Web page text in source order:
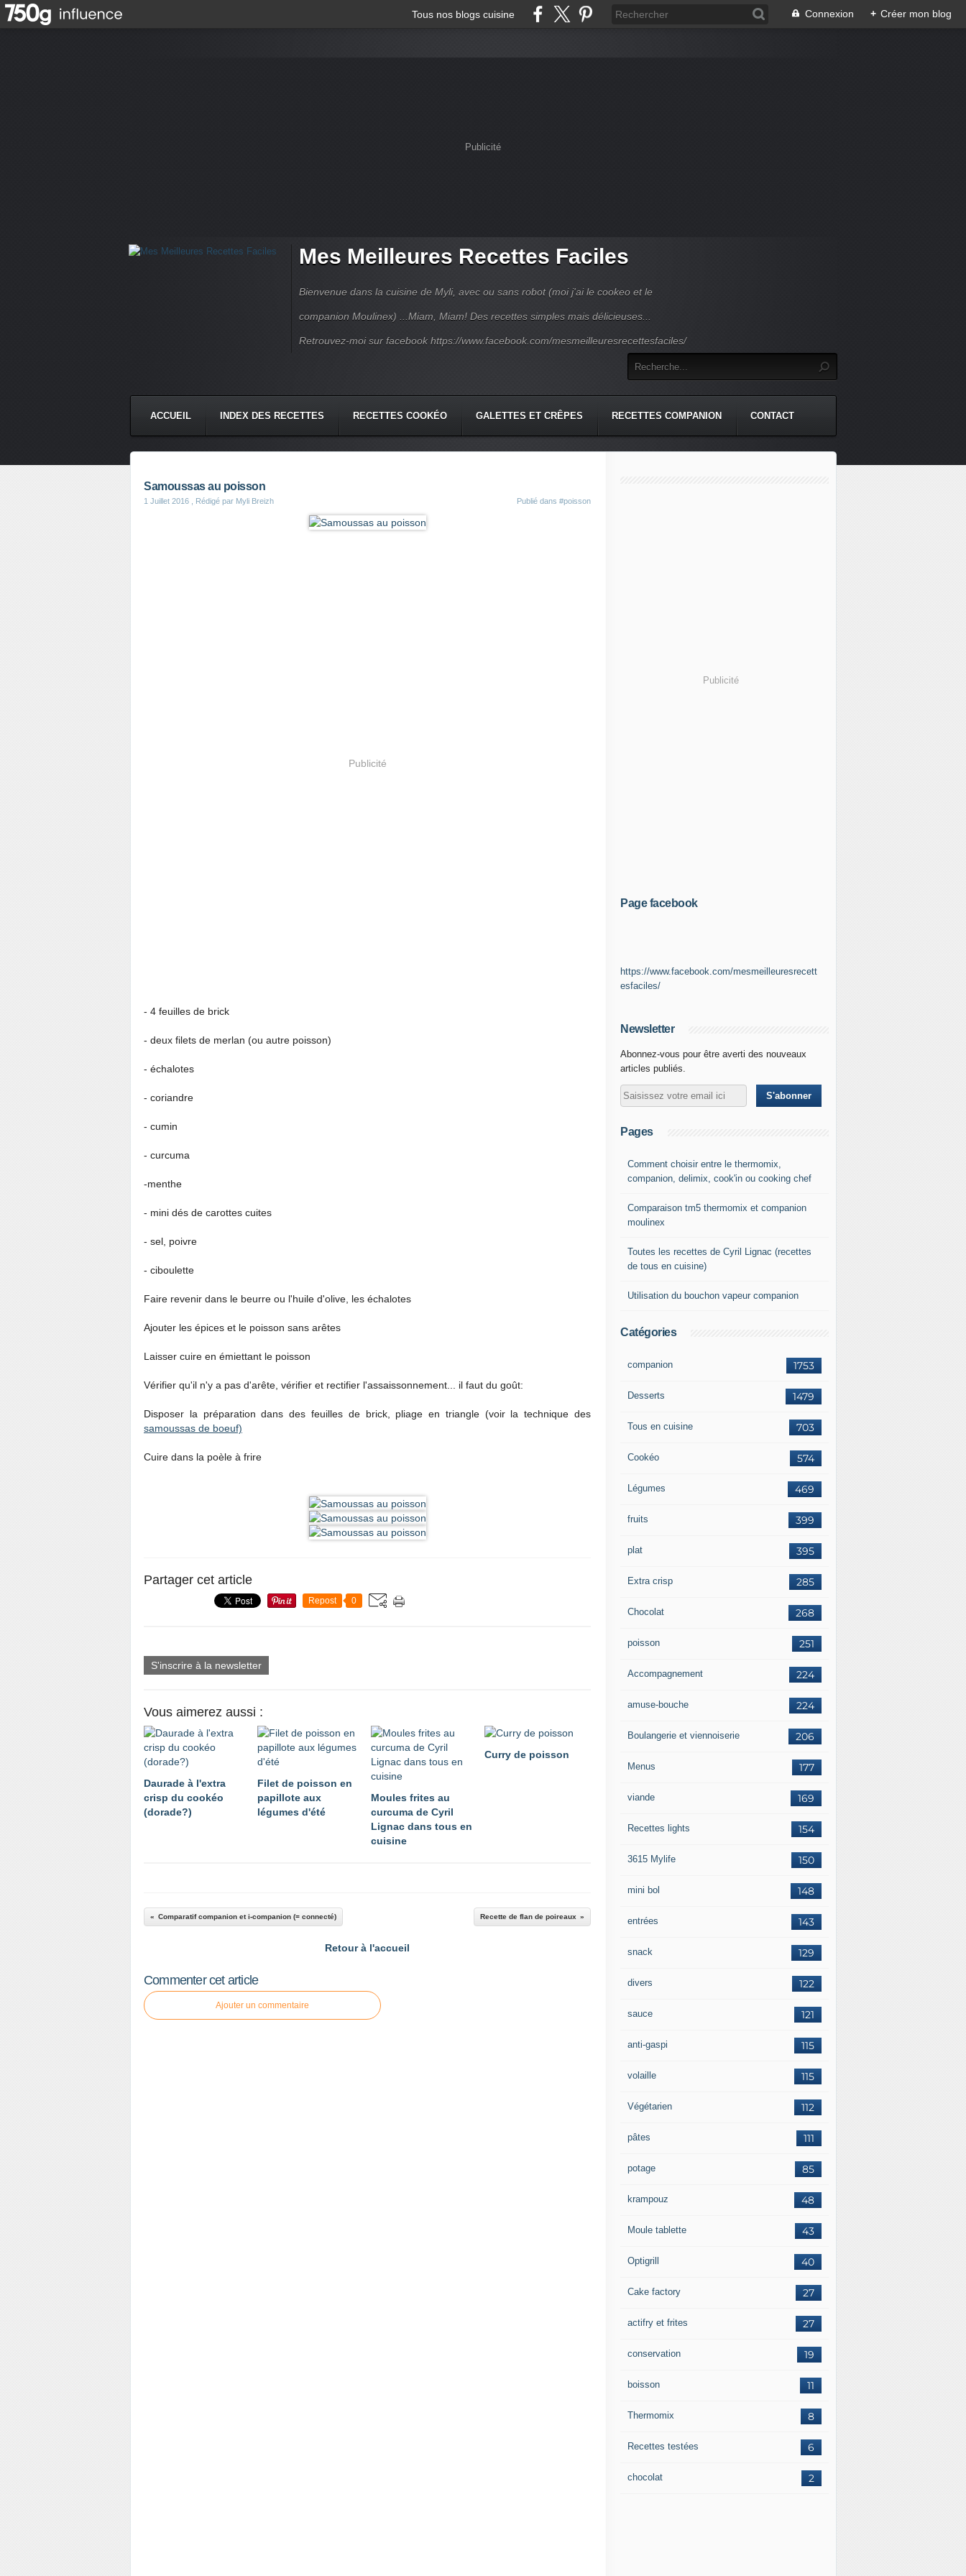
Tous nos blogs cuisine Connexion + Créer mon blog
Publicité
Mes Meilleures Recettes Faciles
Bienvenue dans la cuisine de Myli, avec ou sans robot (moi j'ai le cookeo et le
companion Moulinex) ...Miam, Miam! Des recettes simples mais délicieuses...
Retrouvez-moi sur facebook https://www.facebook.com/mesmeilleuresrecettesfaciles/
ACCUEIL INDEX DES RECETTES RECETTES COOKÉO GALETTES ET CRÊPES RECETTES COMPANION CONTACT
Samoussas au poisson
1 Juillet 2016 , Rédigé par Myli Breizh Publié dans #poisson
Publicité
- 4 feuilles de brick
- deux filets de merlan (ou autre poisson)
- échalotes
- coriandre
- cumin
- curcuma
-menthe
- mini dés de carottes cuites
- sel, poivre
- ciboulette
Faire revenir dans le beurre ou l'huile d'olive, les échalotes
Ajouter les épices et le poisson sans arêtes
Laisser cuire en émiettant le poisson
Vérifier qu'il n'y a pas d'arête, vérifier et rectifier l'assaissonnement... il faut du goût:
Disposer la préparation dans des feuilles de brick, pliage en triangle (voir la technique des
samoussas de boeuf)
Cuire dans la poèle à frire
Partager cet article
Repost 0
S'inscrire à la newsletter
Vous aimerez aussi :
Daurade à l'extra
crisp du cookéo
(dorade?)
Filet de poisson en
papillote aux
légumes d'été
Moules frites au
curcuma de Cyril
Lignac dans tous en
cuisine
Curry de poisson
Comparatif companion et i-companion (= connecté) Recette de flan de poireaux
Retour à l'accueil
Commenter cet article
Ajouter un commentaire
Publicité
Page facebook
https://www.facebook.com/mesmeilleuresrecett
esfaciles/
Newsletter
Abonnez-vous pour être averti des nouveaux
articles publiés.
Pages
Comment choisir entre le thermomix,
companion, delimix, cook'in ou cooking chef
Comparaison tm5 thermomix et companion
moulinex
Toutes les recettes de Cyril Lignac (recettes
de tous en cuisine)
Utilisation du bouchon vapeur companion
Catégories
1753
companion
1479
Desserts
703
Tous en cuisine
574
Cookéo
469
Légumes
399
fruits
395
plat
285
Extra crisp
268
Chocolat
251
poisson
224
Accompagnement
224
amuse-bouche
206
Boulangerie et viennoiserie
177
Menus
169
viande
154
Recettes lights
150
3615 Mylife
148
mini bol
143
entrées
129
snack
122
divers
121
sauce
115
anti-gaspi
115
volaille
112
Végétarien
111
pâtes
85
potage
48
krampouz
43
Moule tablette
40
Optigrill
27
Cake factory
27
actifry et frites
19
conservation
11
boisson
8
Thermomix
6
Recettes testées
2
chocolat